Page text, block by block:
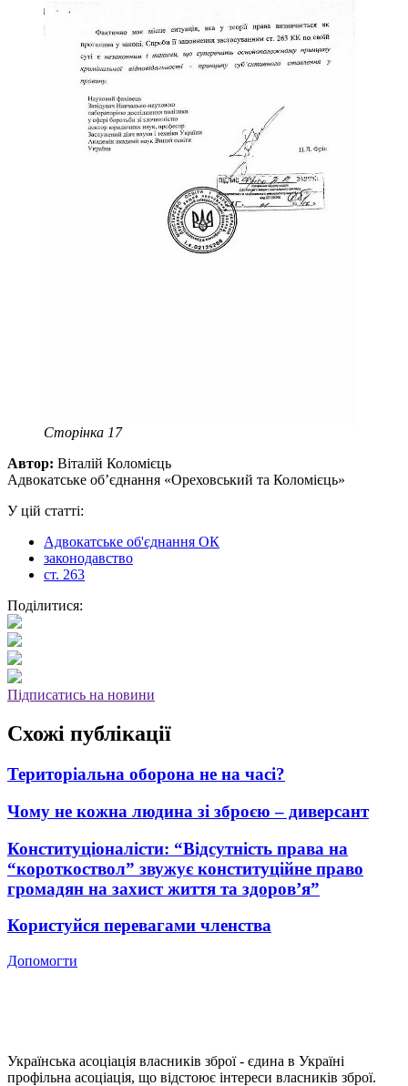
Сторінка 17
Автор: Віталій Коломієць
Адвокатське об’єднання «Ореховський та Коломієць»
У цій статті:
Адвокатське об'єднання ОК
законодавство
ст. 263
Поділитися:
Підписатись на новини
Схожі публікації
Територіальна оборона не на часі?
Чому не кожна людина зі зброєю – диверсант
Конституціоналісти: “Відсутність права на
“короткоствол” звужує конституційне право
громадян на захист життя та здоров’я”
Користуйся перевагами членства
Допомогти
Українська асоціація власників зброї - єдина в Україні
профільна асоціація, що відстоює інтереси власників зброї.